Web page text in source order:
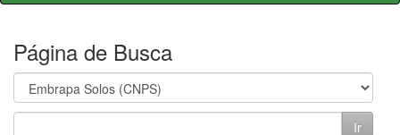
Página de Busca